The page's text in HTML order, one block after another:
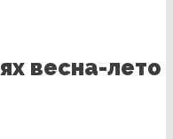
весна-лето